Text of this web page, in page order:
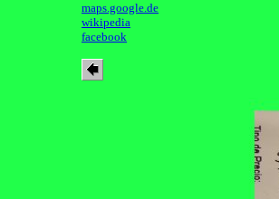
maps.google.de
wikipedia
facebook